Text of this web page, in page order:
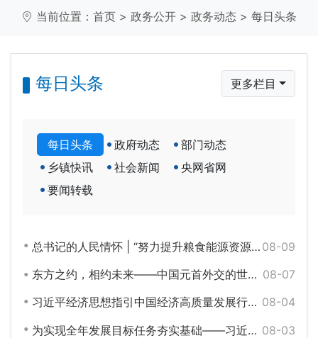
当前位置： 首页 > 政务公开 > 政务动态 > 每日头条
每日头条 更多栏目
每日头条 政府动态
部门动态
乡镇快讯
社会新闻
央网省网
要闻转载
08-09
总书记的人民情怀 | “努力提升粮食能源资源安全保障能力”
08-07
东方之约，相约未来——中国元首外交的世界情怀与大国气派
08-04
习近平经济思想指引中国经济高质量发展行稳致远
08-03
为实现全年发展目标任务夯实基础——习近平总书记引领“十五五”开局之年中国经济破浪前行